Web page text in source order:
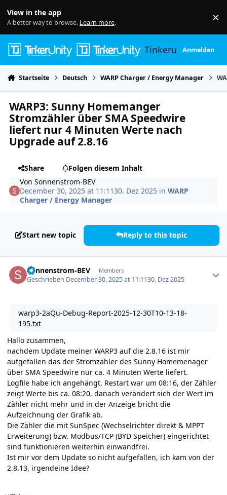
View in the app
A better way to browse. Learn more. ×
TinkerunityAnmelden
Startseite Deutsch WARP Charger / Energy Manager
WARP3: Sunny Homemanger
Stromzähler über SMA Speedwire
liefert nur 4 Minuten Werte nach
Upgrade auf 2.8.16
Share
Folgen diesem Inhalt
VonSonnenstrom-BEV
December 30, 2025 at 11:1130. Dez 2025 inWARP
Charger / Energy Manager
Start new topic Reply to this topic
Sonnenstrom-BEV Members
Geschrieben December 30, 2025 at 11:1130. Dez 2025
warp3-2aQu-Debug-Report-2025-12-30T10-13-18-
195.txt
Hallo zusammen,
nachdem Update meiner WARP3 auf die 2.8.16 ist mir
aufgefallen das der Stromzähler des Sunny Homemenager
über SMA Speedwire nur ca. 4 Minuten Werte liefert.
Logfile habe ich angehängt, Restart war um 08:16, der Zähler
zeigt Werte bis ca. 08:20, danach verändert sich der Wert im
Zähler nicht mehr und in der Anzeige bricht die
Aufzeichnung der Grafik ab.
Die Zähler die mit SunSpec (Wechselrichter direkt & MPPT
Erweiterung) bzw. Modbus/TCP (BYD Speicher) eingerichtet
sind funktionieren weiterhin einwandfrei.
Ist mir vor dem Update so nicht aufgefallen, ich kam von der
2.8.13, irgendeine Idee?